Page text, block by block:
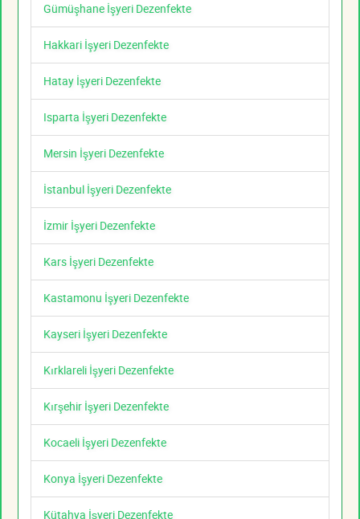
Gümüşhane İşyeri Dezenfekte
Hakkari İşyeri Dezenfekte
Hatay İşyeri Dezenfekte
Isparta İşyeri Dezenfekte
Mersin İşyeri Dezenfekte
İstanbul İşyeri Dezenfekte
İzmir İşyeri Dezenfekte
Kars İşyeri Dezenfekte
Kastamonu İşyeri Dezenfekte
Kayseri İşyeri Dezenfekte
Kırklareli İşyeri Dezenfekte
Kırşehir İşyeri Dezenfekte
Kocaeli İşyeri Dezenfekte
Konya İşyeri Dezenfekte
Kütahya İşyeri Dezenfekte